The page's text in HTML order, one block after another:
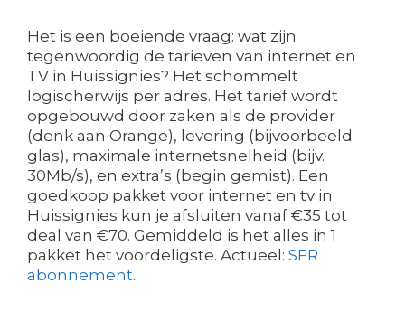
Het is een boeiende vraag: wat zijn
tegenwoordig de tarieven van internet en
TV in Huissignies? Het schommelt
logischerwijs per adres. Het tarief wordt
opgebouwd door zaken als de provider
(denk aan Orange), levering (bijvoorbeeld
glas), maximale internetsnelheid (bijv.
30Mb/s), en extra’s (begin gemist). Een
goedkoop pakket voor internet en tv in
Huissignies kun je afsluiten vanaf €35 tot
deal van €70. Gemiddeld is het alles in 1
pakket het voordeligste. Actueel: SFR
abonnement.